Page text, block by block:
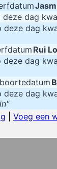
Verknoei je tijd
deze dag
deze dag
Rui
deze dag
deze dag
Voeg een